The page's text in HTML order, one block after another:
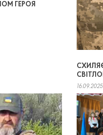
ГЕРОЯ
16.09.2025